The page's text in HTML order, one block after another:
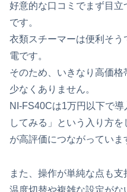
好意的な口コミでまず目
です。
衣類スチーマーは便利そ
電です。
そのため、いきなり高価
少なくありません。
NI-FS40Cは1万円以下で
してみる」という入り方
が高評価につながっていま
また、操作が単純な点も支
温度切替や複雑な設定が